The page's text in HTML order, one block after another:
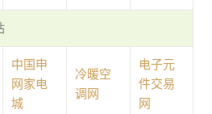
中国申
网家电
城
冷暖空
调网
电子元
件交易
网